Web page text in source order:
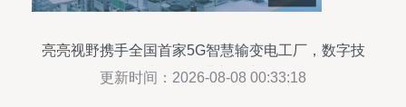
亮亮视野携手全国首家5G智慧输变电工厂，数字技
术赋能行业新篇章
更新时间：2026-08-08 00:33:18